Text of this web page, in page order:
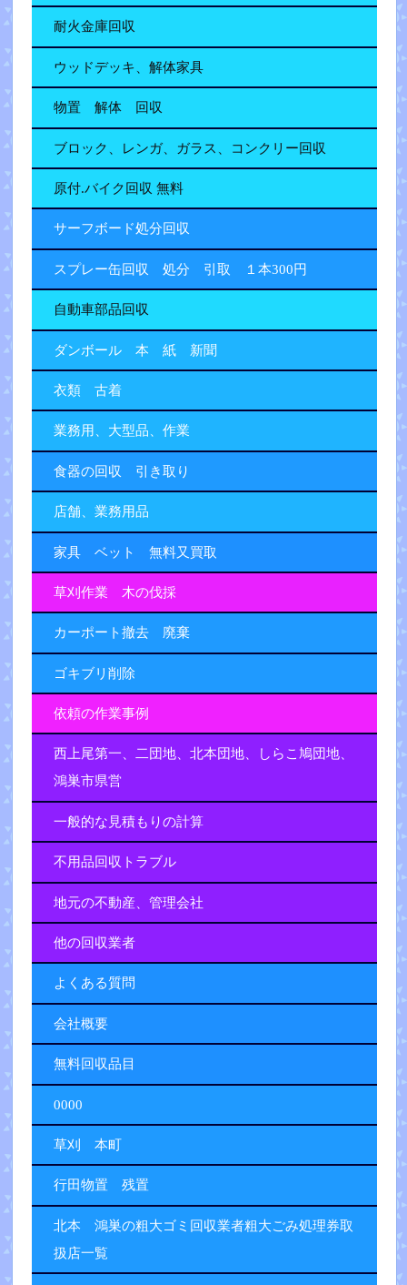
耐火金庫回収
ウッドデッキ、解体家具
物置 解体 回収
ブロック、レンガ、ガラス、コンクリー回収
原付.バイク回収 無料
サーフボード処分回収
スプレー缶回収 処分 引取 １本300円
自動車部品回収
ダンボール 本 紙 新聞
衣類 古着
業務用、大型品、作業
食器の回収 引き取り
店舗、業務用品
家具 ベット 無料又買取
草刈作業 木の伐採
カーポート撤去 廃棄
ゴキブリ削除
依頼の作業事例
西上尾第一、二団地、北本団地、しらこ鳩団地、
鴻巣市県営
一般的な見積もりの計算
不用品回収トラブル
地元の不動産、管理会社
他の回収業者
よくある質問
会社概要
無料回収品目
0000
草刈 本町
行田物置 残置
北本 鴻巣の粗大ゴミ回収業者粗大ごみ処理券取
扱店一覧